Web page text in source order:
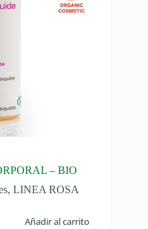
– BIO
, LINEA ROSA
Añadir al carrito